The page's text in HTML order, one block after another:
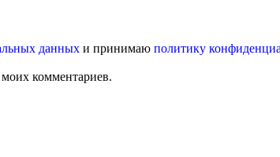
данных и принимаю политику
комментариев.